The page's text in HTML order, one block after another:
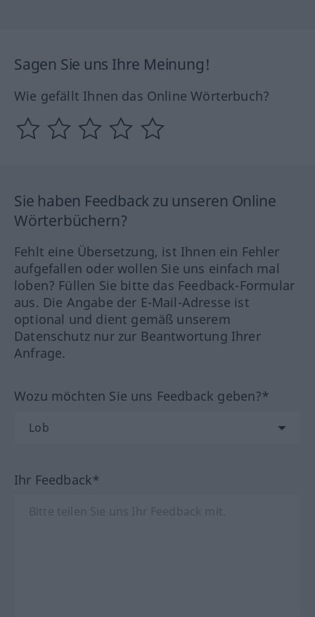
Sagen Sie uns Ihre Meinung!
Wie gefällt Ihnen das Online Wörterbuch?
Sie haben Feedback zu unseren Online
Wörterbüchern?
Fehlt eine Übersetzung, ist Ihnen ein Fehler
aufgefallen oder wollen Sie uns einfach mal
loben? Füllen Sie bitte das Feedback-Formular
aus. Die Angabe der E-Mail-Adresse ist
optional und dient gemäß unserem
Datenschutz nur zur Beantwortung Ihrer
Anfrage.
Wozu möchten Sie uns Feedback geben?*
Ihr Feedback*